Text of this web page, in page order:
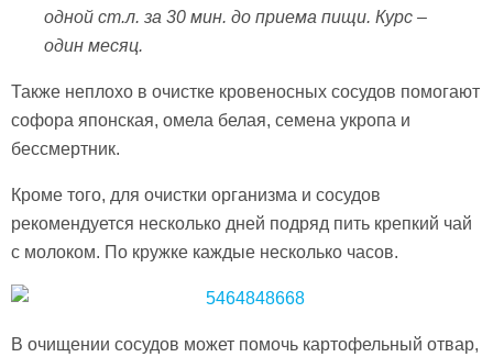
одной ст.л. за 30 мин. до приема пищи. Курс –
один месяц.
Также неплохо в очистке кровеносных сосудов помогают
софора японская, омела белая, семена укропа и
бессмертник.
Кроме того, для очистки организма и сосудов
рекомендуется несколько дней подряд пить крепкий чай
с молоком. По кружке каждые несколько часов.
В очищении сосудов может помочь картофельный отвар,